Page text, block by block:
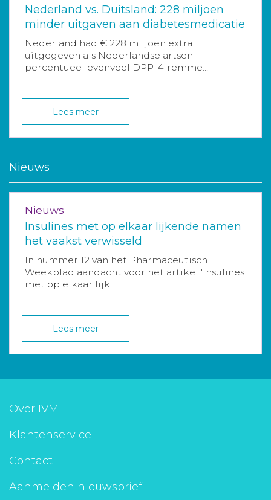
Nederland vs. Duitsland: 228 miljoen
minder uitgaven aan diabetesmedicatie
Nederland had € 228 miljoen extra
uitgegeven als Nederlandse artsen
percentueel evenveel DPP-4-remme...
Lees meer
Nieuws
Nieuws
Insulines met op elkaar lijkende namen
het vaakst verwisseld
In nummer 12 van het Pharmaceutisch
Weekblad aandacht voor het artikel 'Insulines
met op elkaar lijk...
Lees meer
Over IVM
Klantenservice
Contact
Aanmelden nieuwsbrief